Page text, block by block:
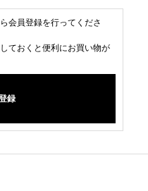
会員登録を行ってくださ
ておくと便利にお買い物が